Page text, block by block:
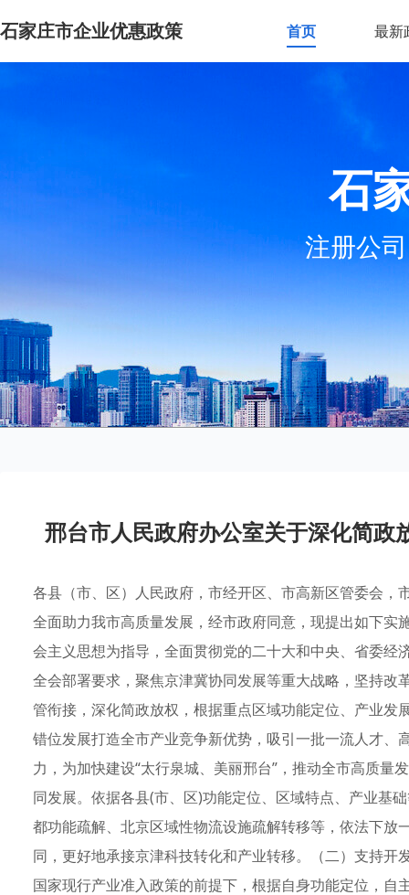
石家庄市企业优惠政策 首页 最新
石
注册公
邢台市人民政府办公室关于深化简
各县（市、区）人民政府，市经开区、市高新区管委会
全面助力我市高质量发展，经市政府同意，现提出如下
会主义思想为指导，全面贯彻党的二十大和中央、省委
全会部署要求，聚焦京津冀协同发展等重大战略，坚持
管衔接，深化简政放权，根据重点区域功能定位、产业
错位发展打造全市产业竞争新优势，吸引一批一流人才
力，为加快建设“太行泉城、美丽邢台”，推动全市高质
同发展。依据各县(市、区)功能定位、区域特点、产业基
都功能疏解、北京区域性物流设施疏解转移等，依法下
同，更好地承接京津科技转化和产业转移。（二）支持
国家现行产业准入政策的前提下，根据自身功能定位，